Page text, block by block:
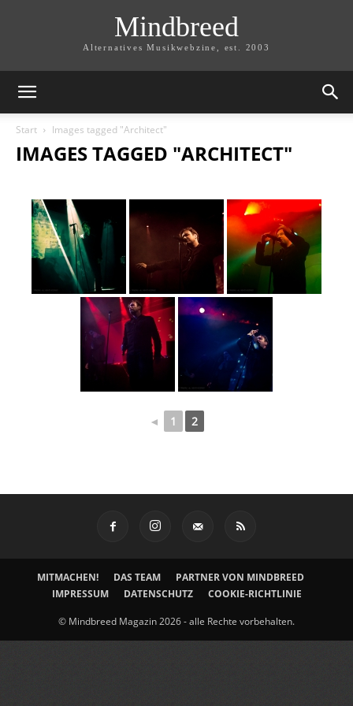
Mindbreed
Alternatives Musikwebzine, est. 2003
Start Images tagged "Architect"
IMAGES TAGGED "ARCHITECT"
◄ 1 2
MITMACHEN! DAS TEAM
PARTNER VON MINDBREED
IMPRESSUM
DATENSCHUTZ COOKIE-RICHTLINIE
© Mindbreed Magazin 2026 - alle Rechte vorbehalten.